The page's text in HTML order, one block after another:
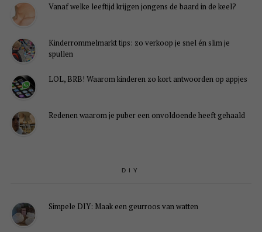
Vanaf welke leeftijd krijgen jongens de baard in de keel?
Kinderrommelmarkt tips: zo verkoop je snel én slim je
spullen
LOL, BRB! Waarom kinderen zo kort antwoorden op appjes
Redenen waarom je puber een onvoldoende heeft gehaald
DIY
Simpele DIY: Maak een geurroos van watten